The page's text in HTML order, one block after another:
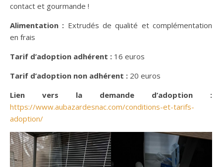
contact et gourmande !
Alimentation : Extrudés de qualité et complémentation
en frais
Tarif d’adoption adhérent : 16 euros
Tarif d’adoption non adhérent : 20 euros
Lien vers la demande d’adoption :
https://www.aubazardesnac.com/conditions-et-tarifs-
adoption/